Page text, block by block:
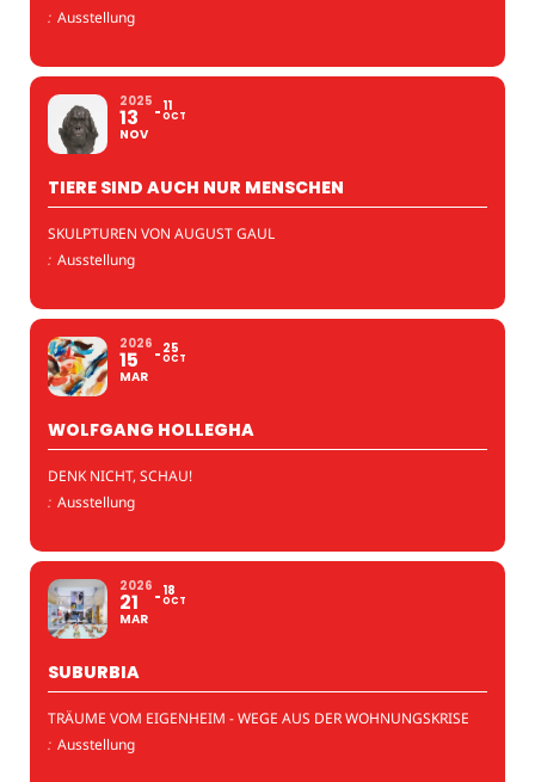
: Ausstellung
2025
13
NOV
11
OCT
TIERE SIND AUCH NUR MENSCHEN
SKULPTUREN VON AUGUST GAUL
: Ausstellung
2026
15
MAR
25
OCT
WOLFGANG HOLLEGHA
DENK NICHT, SCHAU!
: Ausstellung
2026
21
MAR
18
OCT
SUBURBIA
TRÄUME VOM EIGENHEIM - WEGE AUS DER WOHNUNGSKRISE
: Ausstellung